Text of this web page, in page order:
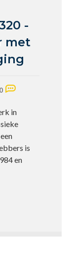
-
met
0
in
is
en